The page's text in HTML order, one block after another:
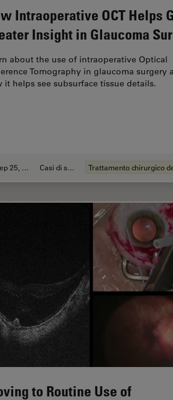
Intraoperative OCT Helps
Insight in Glaucoma
about the use of intraoperative Optical
Tomography in glaucoma surgery
it helps see subsurface tissue details.
Sep 25, 2023 Casi di studio
to Routine Use of